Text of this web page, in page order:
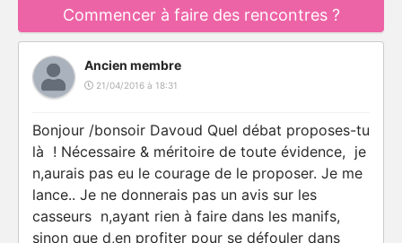
Commencer à faire des rencontres ?
Ancien membre
21/04/2016 à 18:31
Bonjour /bonsoir Davoud Quel débat proposes-tu
là ! Nécessaire & méritoire de toute évidence, je
n,aurais pas eu le courage de le proposer. Je me
lance.. Je ne donnerais pas un avis sur les
casseurs n,ayant rien à faire dans les manifs,
sinon que d,en profiter pour se défouler dans